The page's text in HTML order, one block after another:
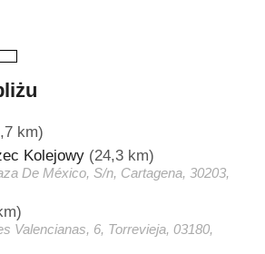
km)
Kolejowy (24,3 km)
De México, S/n, Cartagena, 30203,
Valencianas, 6, Torrevieja, 03180,